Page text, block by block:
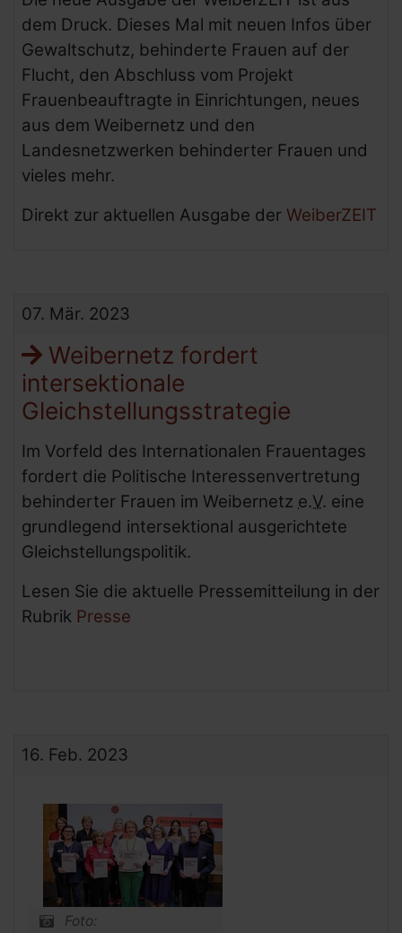
dem Druck. Dieses Mal mit neuen Infos über
Gewaltschutz, behinderte Frauen auf der
Flucht, den Abschluss vom Projekt
Frauenbeauftragte in Einrichtungen, neues
aus dem Weibernetz und den
Landesnetzwerken behinderter Frauen und
vieles mehr.
Direkt zur aktuellen Ausgabe der WeiberZEIT
07. Mär. 2023
Weibernetz fordert
intersektionale
Gleichstellungsstrategie
Im Vorfeld des Internationalen Frauentages
fordert die Politische Interessenvertretung
behinderter Frauen im Weibernetz e.V. eine
grundlegend intersektional ausgerichtete
Gleichstellungspolitik.
Lesen Sie die aktuelle Pressemitteilung in der
Rubrik Presse
16. Feb. 2023
Foto: